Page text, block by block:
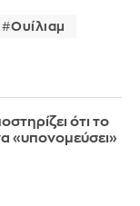
Ουίλιαμ
ότι το
«υπονομεύσει»